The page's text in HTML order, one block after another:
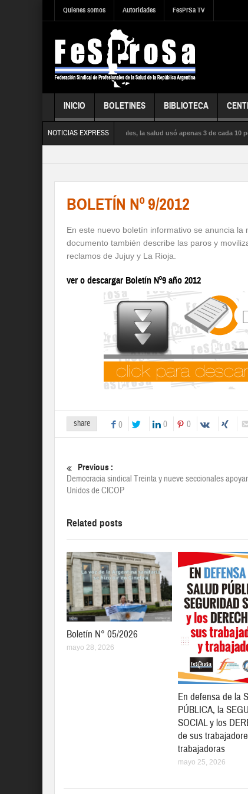
Quienes somos Autoridades FesPrSa TV
INICIO BOLETINES BIBLIOTECA
NOTICIAS EXPRESS
la influenza satura los hospitales, la salud usó apenas 3 de cada 10
BOLETÍN Nº 9/2012
En este nuevo boletín informativo se anuncia
documento también describe las paros y
reclamos de Jujuy y La Rioja.
ver o descargar Boletín Nº9 año 2012
share 0 0 0
Previous :
Democracia sindical Treinta y nueve seccionales
Unidos de CICOP
Related posts
Boletín N° 05/2026
mayo 28, 2026
En defensa de la
PÚBLICA, la
SOCIAL y los
de sus
trabajadoras
mayo 25, 2026